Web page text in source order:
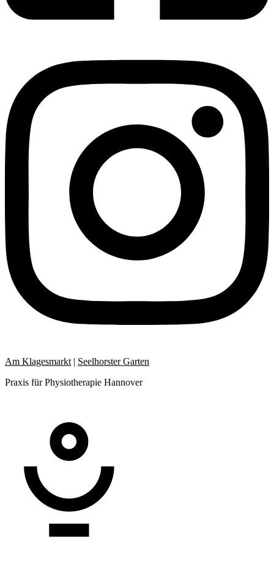
Am Klagesmarkt | Seelhorster Garten
Praxis für Physiotherapie Hannover